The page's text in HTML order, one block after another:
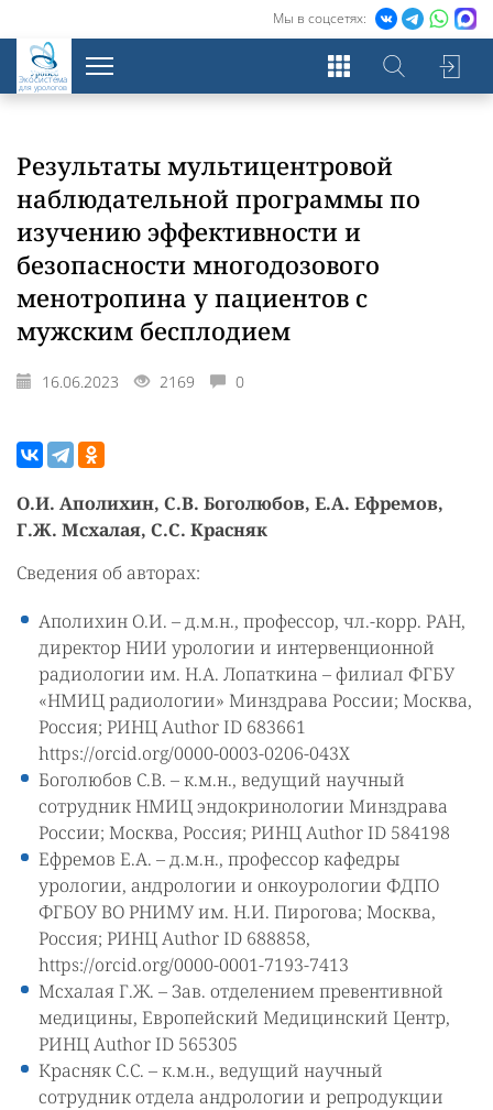
Мы в соцсетях:
Экосистема
для урологов
Результаты мультицентровой
наблюдательной программы по
изучению эффективности и
безопасности многодозового
менотропина у пациентов с
мужским бесплодием
16.06.2023 2169 0
О.И. Аполихин, С.В. Боголюбов, Е.А. Ефремов,
Г.Ж. Мсхалая, С.С. Красняк
Сведения об авторах:
Аполихин О.И. – д.м.н., профессор, чл.-корр. РАН,
директор НИИ урологии и интервенционной
радиологии им. Н.А. Лопаткина – филиал ФГБУ
«НМИЦ радиологии» Минздрава России; Москва,
Россия; РИНЦ Author ID 683661
https://orcid.org/0000-0003-0206-043X
Боголюбов С.В. – к.м.н., ведущий научный
сотрудник НМИЦ эндокринологии Минздрава
России; Москва, Россия; РИНЦ Author ID 584198
Ефремов Е.А. – д.м.н., профессор кафедры
урологии, андрологии и онкоурологии ФДПО
ФГБОУ ВО РНИМУ им. Н.И. Пирогова; Москва,
Россия; РИНЦ Author ID 688858,
https://orcid.org/0000-0001-7193-7413
Мсхалая Г.Ж. – Зав. отделением превентивной
медицины, Европейский Медицинский Центр,
РИНЦ Author ID 565305
Красняк С.С. – к.м.н., ведущий научный
сотрудник отдела андрологии и репродукции